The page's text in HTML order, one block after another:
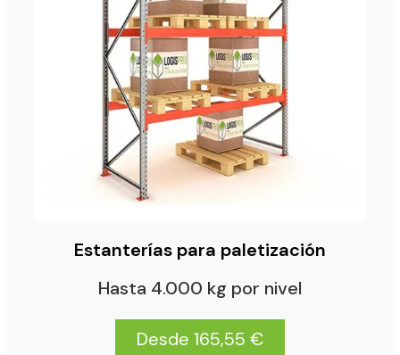
Estanterías para paletización
Hasta 4.000 kg por nivel
Desde 165,55 €